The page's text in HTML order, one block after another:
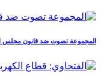
المجموعة تصوت ضد قانون مجلس